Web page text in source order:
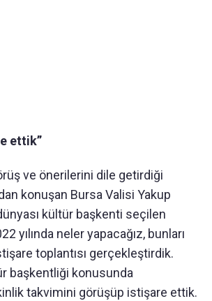
ettik”
ve önerilerini dile getirdiği
konuşan Bursa Valisi Yakup
kültür başkenti seçilen
yılında neler yapacağız, bunları
toplantısı gerçekleştirdik.
başkentliği konusunda
takvimini görüşüp istişare ettik.